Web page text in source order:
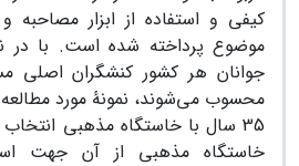
کیفی و استفاده از ابزار مصاحبه‌‌
موضوع پرداخته شده است. با در
جوانان هر کشور کنشگران اصلی
35 سال با خاستگاه مذهبی
خاستگاه مذهبی از آن جهت